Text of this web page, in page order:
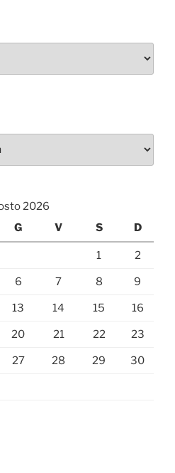
2026
G V S D
1 2
6 7 8 9
13 14 15 16
20 21 22 23
27 28 29 30